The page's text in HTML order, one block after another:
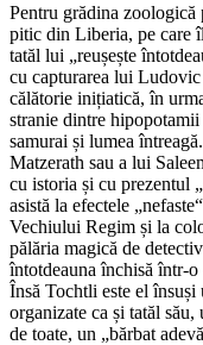
Pentru grădina
pitic din Liberia, pe care
tatăl lui „reușește
cu capturarea lui
călătorie inițiatică, în
stranie dintre
samurai și lumea
Matzerath sau a lui
cu istoria și cu prezentul
asistă la efectele
Vechiului Regim și la
pălăria magică de
întotdeauna închisă într-o
Însă Tochtli este el
organizate ca și tatăl
de toate, un „bărbat